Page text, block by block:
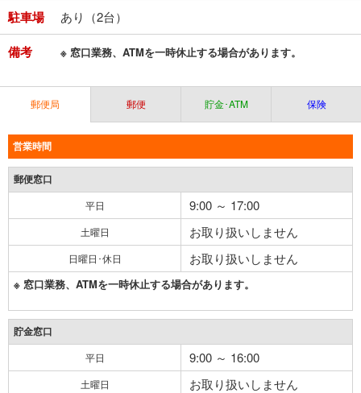
駐車場 あり（2台）
備考 ※ 窓口業務、ATMを一時休止する場合があります。
郵便局 郵便 貯金･ATM 保険
営業時間
郵便窓口
平日 9:00 ～ 17:00
土曜日 お取り扱いしません
日曜日･休日 お取り扱いしません
※ 窓口業務、ATMを一時休止する場合があります。
貯金窓口
平日 9:00 ～ 16:00
土曜日 お取り扱いしません